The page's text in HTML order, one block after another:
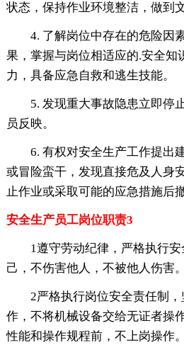
状态，保持作业环境整洁，做到
4. 了解岗位中存在的危险因
果，掌握与岗位相适应的.安全知
力，具备应急自救和逃生技能。
5. 发现重大事故隐患立即停
员反映。
6. 有权对安全生产工作提出
或冒险蛮干，发现直接危及人身
止作业或采取可能的应急措施后
安全生产员工岗位职责3
1遵守劳动纪律，严格执行
己，不伤害他人，不被他人伤害。
2严格执行岗位安全责任制
作，不将机械设备交给无证者操
性能和操作规程前，不上岗操作。